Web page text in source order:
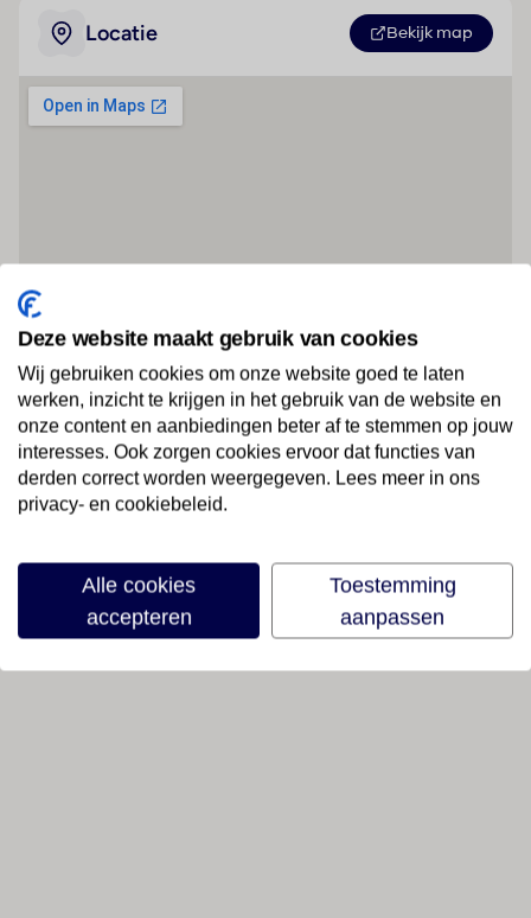
Locatie Bekijk map
Deze website maakt gebruik van cookies
Wij gebruiken cookies om onze website goed te laten
werken, inzicht te krijgen in het gebruik van de website en
onze content en aanbiedingen beter af te stemmen op jouw
interesses. Ook zorgen cookies ervoor dat functies van
derden correct worden weergegeven. Lees meer in ons
privacy- en cookiebeleid.
Alle cookies
accepteren
Toestemming
aanpassen